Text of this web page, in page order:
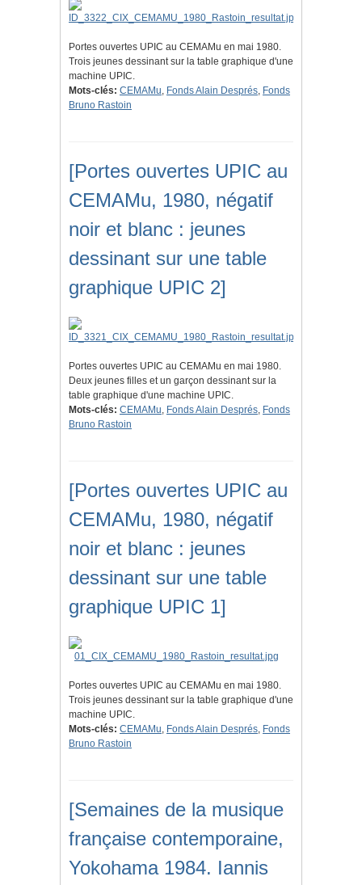
Portes ouvertes UPIC au CEMAMu en mai 1980.
Trois jeunes dessinant sur la table graphique d'une
machine UPIC.
Mots-clés: CEMAMu, Fonds Alain Després, Fonds
Bruno Rastoin
[Portes ouvertes UPIC au
CEMAMu, 1980, négatif
noir et blanc : jeunes
dessinant sur une table
graphique UPIC 2]
Portes ouvertes UPIC au CEMAMu en mai 1980.
Deux jeunes filles et un garçon dessinant sur la
table graphique d'une machine UPIC.
Mots-clés: CEMAMu, Fonds Alain Després, Fonds
Bruno Rastoin
[Portes ouvertes UPIC au
CEMAMu, 1980, négatif
noir et blanc : jeunes
dessinant sur une table
graphique UPIC 1]
Portes ouvertes UPIC au CEMAMu en mai 1980.
Trois jeunes dessinant sur la table graphique d'une
machine UPIC.
Mots-clés: CEMAMu, Fonds Alain Després, Fonds
Bruno Rastoin
[Semaines de la musique
française contemporaine,
Yokohama 1984. Iannis